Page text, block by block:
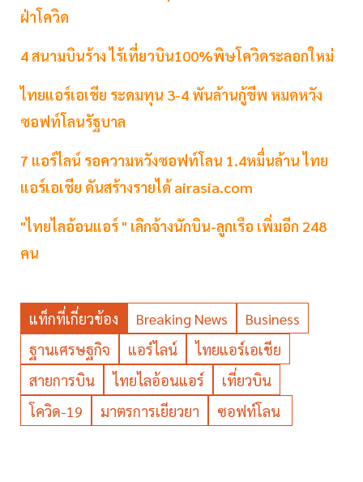
ฝ่าโควิด
4 สนามบินร้าง ไร้เที่ยวบิน100%พิษโควิดระลอกใหม่
ไทยแอร์เอเชีย ระดมทุน 3-4 พันล้านกู้ชีพ หมดหวัง
ซอฟท์โลนรัฐบาล
7 แอร์ไลน์ รอความหวังซอฟท์โลน 1.4หมื่นล้าน ไทย
แอร์เอเชีย ดันสร้างรายได้ airasia.com
"ไทยไลอ้อนแอร์ " เลิกจ้างนักบิน-ลูกเรือ เพิ่มอีก 248
คน
แท็กที่เกี่ยวข้อง Breaking News
Business
ฐานเศรษฐกิจ
แอร์ไลน์
ไทยแอร์เอเชีย
สายการบิน
ไทยไลอ้อนแอร์
เที่ยวบิน
โควิด-19
มาตรการเยียวยา ซอฟท์โลน